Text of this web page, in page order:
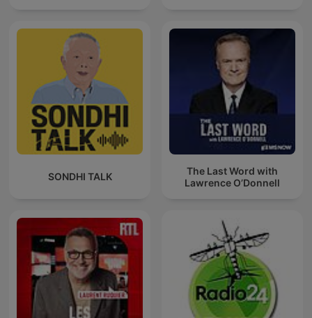
SONDHI TALK
The Last Word with
Lawrence O’Donnell